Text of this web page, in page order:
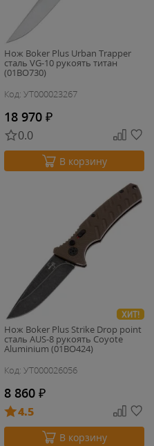
Нож Boker Plus Urban Trapper
сталь VG-10 рукоять титан
(01BO730)
Код: УТ000023267
18 970 ₽
0.0
В корзину
ХИТ!
Нож Boker Plus Strike Drop point
сталь AUS-8 рукоять Coyote
Aluminium (01BO424)
Код: УТ000026056
8 860 ₽
4.5
В корзину